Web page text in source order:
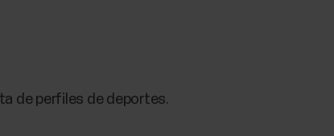
de perfiles de deportes.